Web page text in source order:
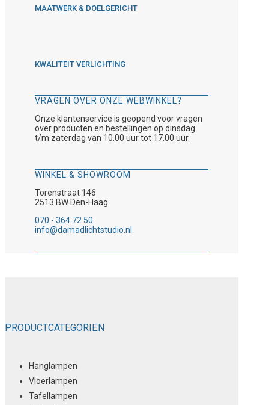
MAATWERK & DOELGERICHT
KWALITEIT VERLICHTING
VRAGEN OVER ONZE WEBWINKEL?
Onze klantenservice is geopend voor vragen
over producten en bestellingen op dinsdag
t/m zaterdag van 10.00 uur tot 17.00 uur.
WINKEL & SHOWROOM
Torenstraat 146
2513 BW Den-Haag
070 - 364 72 50
info@damadlichtstudio.nl
PRODUCTCATEGORIËN
Hanglampen
Vloerlampen
Tafellampen